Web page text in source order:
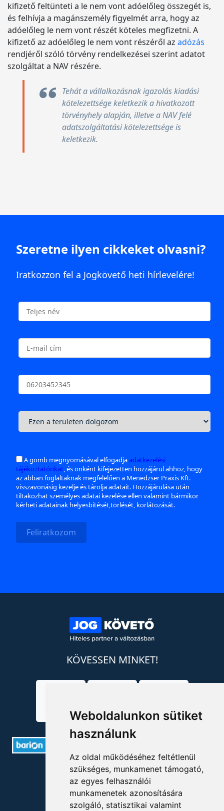
Weboldalunkon sütiket
használunk
Az oldal működéséhez feltétlenül
szükséges, munkamenet támogató,
az egyes felhasználói
munkamenetek azonosítására
szolgáló, statisztikai valamint
kifizető feltünteti a le nem vont adóelőleg összegét is,
és felhívja a magánszemély figyelmét arra, hogy az
adóelőleg le nem vont részét köteles megfizetni. A
kifizető az adóelőleg le nem vont részéről az adózás
rendjéről szóló törvény rendelkezései szerint adatot
szolgáltat a NAV részére.
Tehát a vállalkozásnak igazolás kiadási
kötelezettsége keletkezik a hivatkozott
törvényhely alapján, illetve a NAV felé
adatszolgáltatási kötelezettsége is
keletkezik.
Szeretne ilyen cikkeket olvasni?
Iratkozzon fel a Jogkövető heti hírlevelére!
A gomb megnyomásával elfogadjaadatkezelési
tájékoztatónkat, és önként kifejezetten hozzájárul ahhoz, hogy
az abban foglaltaknak megfelelően a Menedzser Praxis Kft.
visszavonásig kezelje és tárolja adatait. Hozzájárulása után
tiltakozhat személyes adatai kezelése ellen valamint bármikor
kérheti adatainak helyesbítését,törlését, korlátozását.
Feliratkozom
KÖVESSEN MINKET!
ELÉRHETŐSÉGEK
+36 1 880 7600